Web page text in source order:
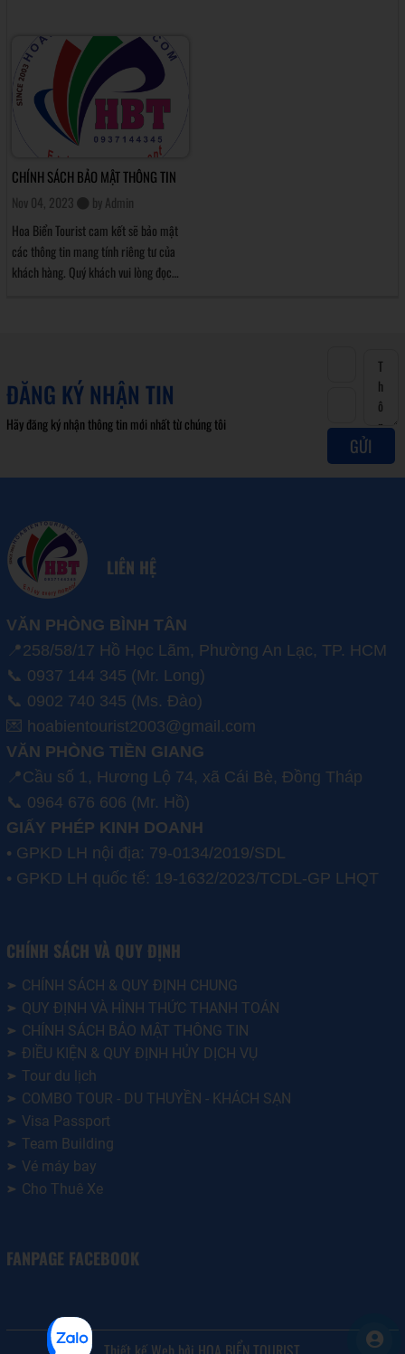
thẻ tạm trú Việt Nam sẽ áp dụng quy
định mới. Bao gồm, Luật
CHÍNH SÁCH BẢO MẬT THÔNG TIN
Nov 04, 2023 byAdmin
Hoa Biển Tourist cam kết sẽ bảo mật
các thông tin mang tính riêng tư của
khách hàng. Quý khách vui lòng đọc
ĐĂNG KÝ NHẬN TIN
Hãy đăng ký nhận thông tin mới nhất từ chúng tôi
GỬI
LIÊN HỆ
VĂN PHÒNG BÌNH TÂN
📍258/58/17 Hồ Học Lãm, Phường An Lạc, TP. HCM
📞 0937 144 345 (Mr. Long)
📞 0902 740 345 (Ms. Đào)
💌 hoabientourist2003@gmail.com
VĂN PHÒNG TIỀN GIANG
📍Cầu số 1, Hương Lộ 74, xã Cái Bè, Đồng Tháp
📞 0964 676 606 (Mr. Hồ)
GIẤY PHÉP KINH DOANH
• GPKD LH nội địa: 79-0134/2019/SDL
• GPKD LH quốc tế: 19-1632/2023/TCDL-GP LHQT
CHÍNH SÁCH VÀ QUY ĐỊNH
CHÍNH SÁCH & QUY ĐỊNH CHUNG
QUY ĐỊNH VÀ HÌNH THỨC THANH TOÁN
CHÍNH SÁCH BẢO MẬT THÔNG TIN
ĐIỀU KIỆN & QUY ĐỊNH HỦY DỊCH VỤ
Tour du lịch
COMBO TOUR - DU THUYỀN - KHÁCH SẠN
Visa Passport
Team Building
Vé máy bay
Cho Thuê Xe
FANPAGE FACEBOOK